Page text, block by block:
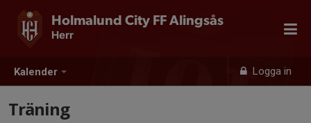
Kalender Logga in
Holmalund City FF Alingsås
Herr
Träning